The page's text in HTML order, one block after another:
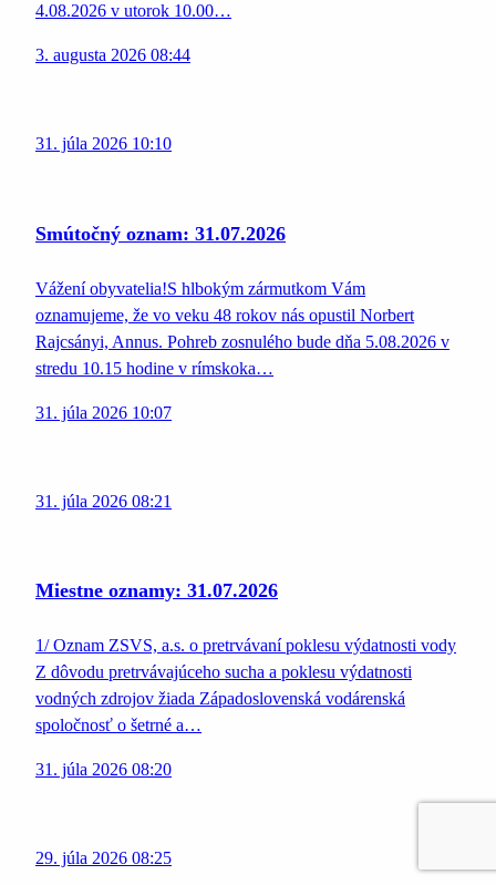
4.08.2026 v utorok 10.00…
3. augusta 2026 08:44
31. júla 2026 10:10
Smútočný oznam: 31.07.2026
Vážení obyvatelia!S hlbokým zármutkom Vám
oznamujeme, že vo veku 48 rokov nás opustil Norbert
Rajcsányi, Annus. Pohreb zosnulého bude dňa 5.08.2026 v
stredu 10.15 hodine v rímskoka…
31. júla 2026 10:07
31. júla 2026 08:21
Miestne oznamy: 31.07.2026
1/ Oznam ZSVS, a.s. o pretrvávaní poklesu výdatnosti vody
Z dôvodu pretrvávajúceho sucha a poklesu výdatnosti
vodných zdrojov žiada Západoslovenská vodárenská
spoločnosť o šetrné a…
31. júla 2026 08:20
29. júla 2026 08:25